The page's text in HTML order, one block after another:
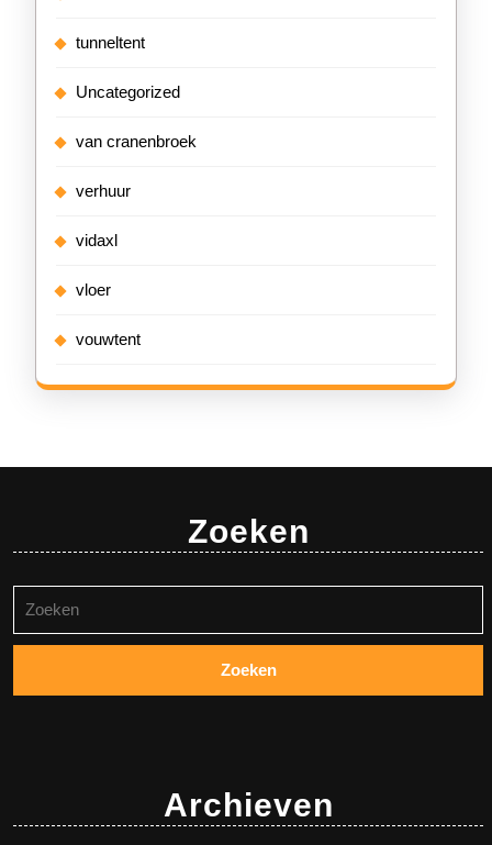
tunneltent
Uncategorized
van cranenbroek
verhuur
vidaxl
vloer
vouwtent
Zoeken
naar:
Archieven